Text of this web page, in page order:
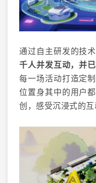
通过自主研发的技术
千人并发互动，并
每一场活动打造定
位置身其中的用户
创，感受沉浸式的互